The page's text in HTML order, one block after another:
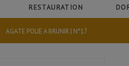
RESTAURATION
AGATE POLIE A BRUNIR | N°17